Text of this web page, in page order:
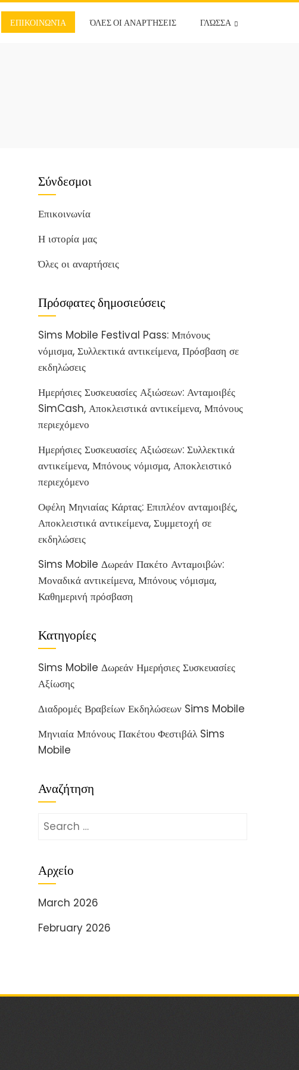
ΕΠΙΚΟΙΝΩΝΊΑ ΌΛΕΣ ΟΙ ΑΝΑΡΤΉΣΕΙΣ ΓΛΏΣΣΑ
Σύνδεσμοι
Επικοινωνία
Η ιστορία μας
Όλες οι αναρτήσεις
Πρόσφατες δημοσιεύσεις
Sims Mobile Festival Pass: Μπόνους
νόμισμα, Συλλεκτικά αντικείμενα, Πρόσβαση σε
εκδηλώσεις
Ημερήσιες Συσκευασίες Αξιώσεων: Ανταμοιβές
SimCash, Αποκλειστικά αντικείμενα, Μπόνους
περιεχόμενο
Ημερήσιες Συσκευασίες Αξιώσεων: Συλλεκτικά
αντικείμενα, Μπόνους νόμισμα, Αποκλειστικό
περιεχόμενο
Οφέλη Μηνιαίας Κάρτας: Επιπλέον ανταμοιβές,
Αποκλειστικά αντικείμενα, Συμμετοχή σε
εκδηλώσεις
Sims Mobile Δωρεάν Πακέτο Ανταμοιβών:
Μοναδικά αντικείμενα, Μπόνους νόμισμα,
Καθημερινή πρόσβαση
Κατηγορίες
Sims Mobile Δωρεάν Ημερήσιες Συσκευασίες
Αξίωσης
Διαδρομές Βραβείων Εκδηλώσεων Sims Mobile
Μηνιαία Μπόνους Πακέτου Φεστιβάλ Sims
Mobile
Αναζήτηση
Search
Αρχείο
March 2026
February 2026